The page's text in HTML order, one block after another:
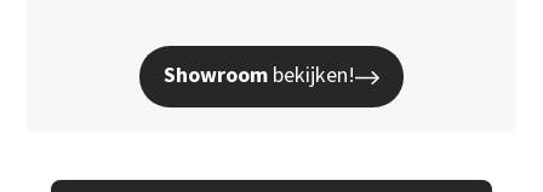
Showroom bekijken!